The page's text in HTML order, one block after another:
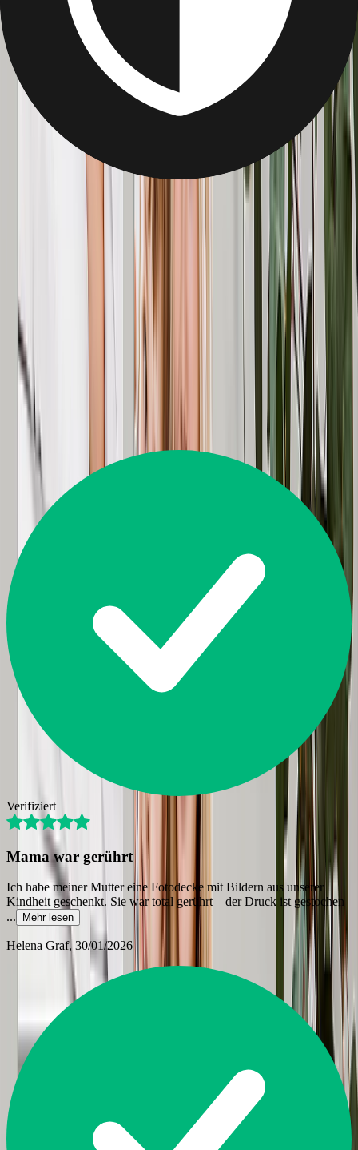
Feiere deine Tante mit einem personalisierten Fotokissen! Füge ein
besonderes Foto von euch beiden hinzu. Ein wirklich einzigartiges
Geschenk zum Muttertag. In wenigen Minuten gemacht
Ab
Fotoschieferplatten
Überrasche deine Tante mit einer personalisierten Fotoplatte! Füge
deine Fotos und/oder Text hinzu. Ein Muttertagsgeschenk, das sie
für immer schätzen wird. In nur wenigen Minuten erstellt.
Überrasche deine Tante mit personalisierten Fotokacheln! Ein
Muttertagsgeschenk, das sie über Jahre hinweg schätzen wird.
Einfach zu gestalten, einfach zu verschenken. In nur wenigen
Ab
Kundenbewertungen
Excellent
14.226
Verifiziert
Mama war gerührt
Ich habe meiner Mutter eine Fotodecke mit Bildern aus unserer
Kindheit geschenkt. Sie war total gerührt – der Druck ist gestochen
...
Mehr lesen
Helena Graf, 30/01/2026